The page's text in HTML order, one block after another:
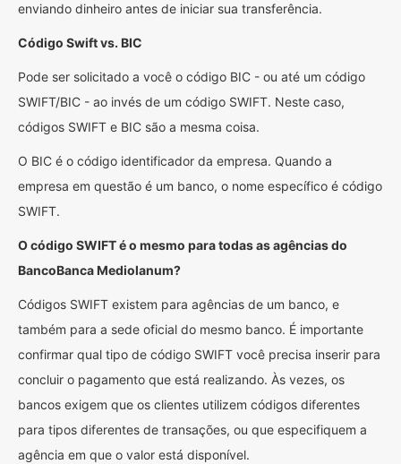
enviando dinheiro antes de iniciar sua transferência.
Código Swift vs. BIC
Pode ser solicitado a você o código BIC - ou até um código
SWIFT/BIC - ao invés de um código SWIFT. Neste caso,
códigos SWIFT e BIC são a mesma coisa.
O BIC é o código identificador da empresa. Quando a
empresa em questão é um banco, o nome específico é código
SWIFT.
O código SWIFT é o mesmo para todas as agências do
BancoBanca Mediolanum?
Códigos SWIFT existem para agências de um banco, e
também para a sede oficial do mesmo banco. É importante
confirmar qual tipo de código SWIFT você precisa inserir para
concluir o pagamento que está realizando. Às vezes, os
bancos exigem que os clientes utilizem códigos diferentes
para tipos diferentes de transações, ou que especifiquem a
agência em que o valor está disponível.